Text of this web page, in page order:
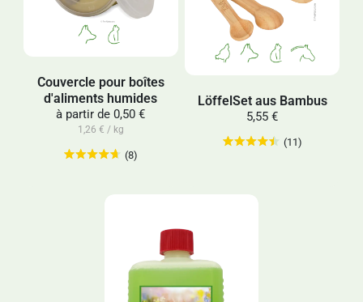
Couvercle pour boîtes
d'aliments humides
à partir de 0,50 €
1,26 € / kg
(8)
LöffelSet aus Bambus
5,55 €
(11)